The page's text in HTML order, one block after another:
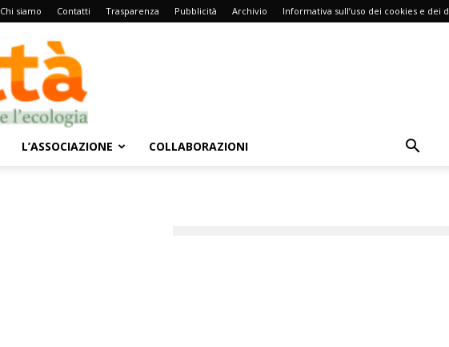
Chi siamo Contatti Trasparenza Pubblicità Archivio Informativa sull’uso dei cookies e dei
L’ASSOCIAZIONE COLLABORAZIONI